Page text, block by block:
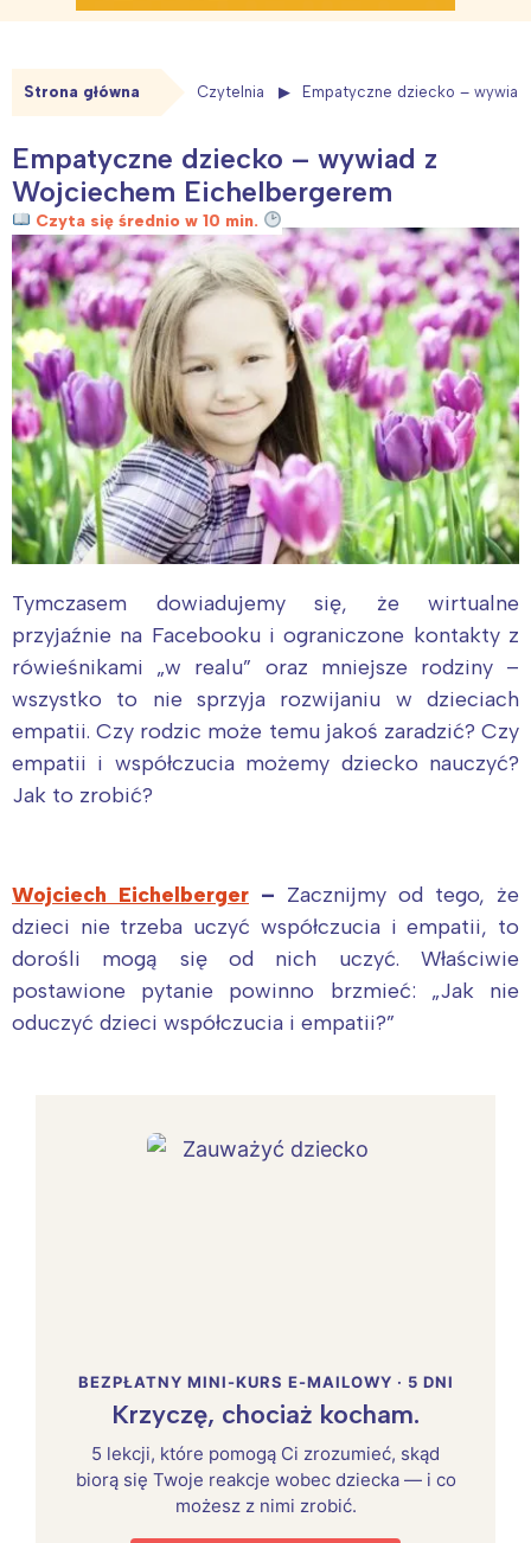
Strona główna Czytelnia Empatyczne dziecko –
Empatyczne dziecko – wywiad z
Wojciechem Eichelbergerem
Czyta się średnio w 10 min.
Tymczasem dowiadujemy się, że wirtualne
przyjaźnie na Facebooku i ograniczone kontakty z
rówieśnikami „w realu” oraz mniejsze rodziny –
wszystko to nie sprzyja rozwijaniu w dzieciach
empatii. Czy rodzic może temu jakoś zaradzić? Czy
empatii i współczucia możemy dziecko nauczyć?
Jak to zrobić?
Wojciech Eichelberger – Zacznijmy od tego, że
dzieci nie trzeba uczyć współczucia i empatii, to
dorośli mogą się od nich uczyć. Właściwie
postawione pytanie powinno brzmieć: „Jak nie
oduczyć dzieci współczucia i empatii?”
BEZPŁATNY MINI-KURS E-MAILOWY · 5 DNI
Krzyczę, chociaż kocham.
5 lekcji, które pomogą Ci zrozumieć, skąd
biorą się Twoje reakcje wobec dziecka — i co
możesz z nimi zrobić.